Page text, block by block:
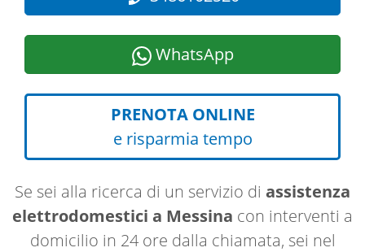
WhatsApp
PRENOTA ONLINE
e risparmia tempo
Se sei alla ricerca di un servizio di assistenza
elettrodomestici a Messina con interventi a
domicilio in 24 ore dalla chiamata, sei nel